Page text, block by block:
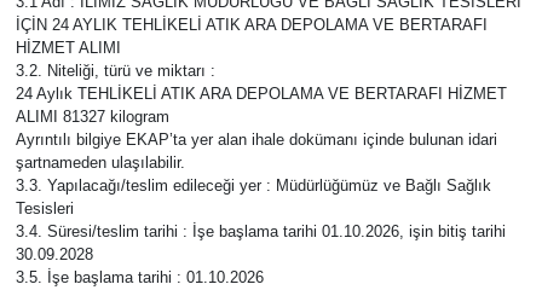
İÇİN 24 AYLIK TEHLİKELİ ATIK ARA DEPOLAMA VE BERTARAFI
HİZMET ALIMI
3.2. Niteliği, türü ve miktarı :
24 Aylık TEHLİKELİ ATIK ARA DEPOLAMA VE BERTARAFI HİZMET
ALIMI 81327 kilogram
Ayrıntılı bilgiye EKAP’ta yer alan ihale dokümanı içinde bulunan idari
şartnameden ulaşılabilir.
3.3. Yapılacağı/teslim edileceği yer : Müdürlüğümüz ve Bağlı Sağlık
Tesisleri
3.4. Süresi/teslim tarihi : İşe başlama tarihi 01.10.2026, işin bitiş tarihi
30.09.2028
3.5. İşe başlama tarihi : 01.10.2026